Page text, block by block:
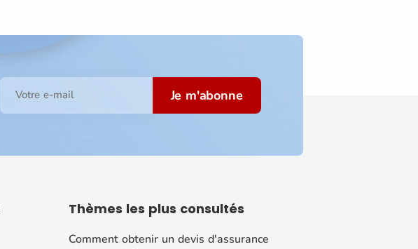
Votre e-mail Je m'abonne
Thèmes les plus consultés
Comment obtenir un devis d'assurance